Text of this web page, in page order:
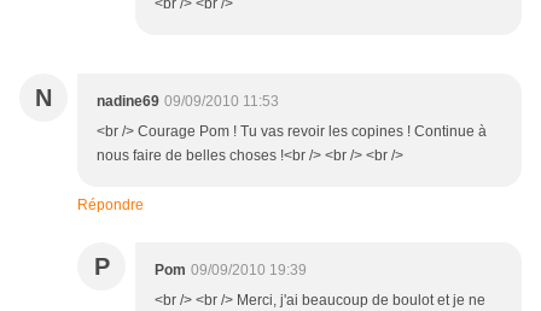
<br /> <br />
N nadine69 09/09/2010 11:53
<br /> Courage Pom ! Tu vas revoir les copines ! Continue à
nous faire de belles choses !<br /> <br /> <br />
Répondre
P Pom 09/09/2010 19:39
<br /> <br /> Merci, j'ai beaucoup de boulot et je ne